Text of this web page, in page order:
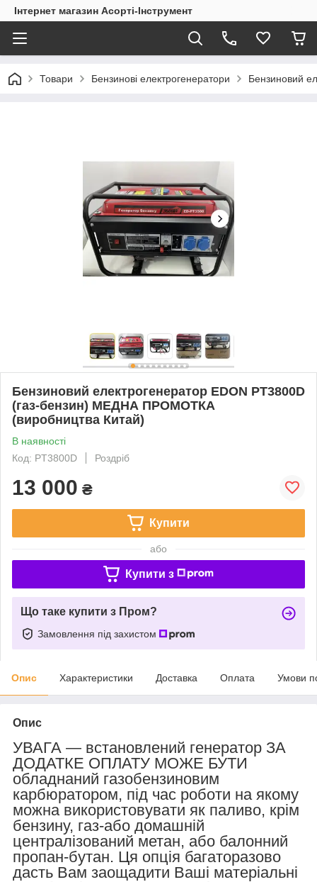
Інтернет магазин Асорті-Інструмент
Товари Бензинові електрогенератори Бензиновий
Бензиновий електрогенератор EDON PT3800D
(газ-бензин) МЕДНА ПРОМОТКА
(виробництва Китай)
В наявності
Код: PT3800D
Роздріб
13 000 ₴
Купити
або
Купити з
Що таке купити з Пром?
Замовлення під захистом
Опис Характеристики Доставка Оплата Умови
Опис
УВАГА — встановлений генератор ЗА
ДОДАТКЕ ОПЛАТУ МОЖЕ БУТИ
обладнаний газобензиновим
карбюратором, під час роботи на якому
можна використовувати як паливо, крім
бензину, газ-або домашній
централізований метан, або балонний
пропан-бутан. Ця опція багаторазово
дасть Вам заощадити Ваші матеріальні